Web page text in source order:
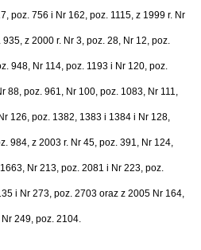
poz. 756 i Nr 162, poz. 1115, z 1999 r. Nr
z 2000 r. Nr 3, poz. 28, Nr 12, poz.
948, Nr 114, poz. 1193 i Nr 120, poz.
88, poz. 961, Nr 100, poz. 1083, Nr 111,
126, poz. 1382, 1383 i 1384 i Nr 128,
984, z 2003 r. Nr 45, poz. 391, Nr 124,
Nr 213, poz. 2081 i Nr 223, poz.
i Nr 273, poz. 2703 oraz z 2005 Nr 164,
249, poz. 2104.